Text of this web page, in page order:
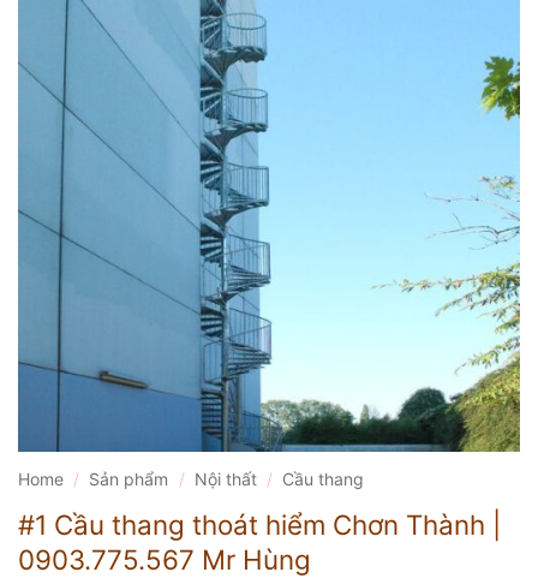
Home / Sản phẩm / Nội thất / Cầu thang
#1 Cầu thang thoát hiểm Chơn Thành |
0903.775.567 Mr Hùng